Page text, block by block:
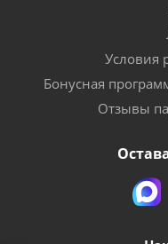
Условия
Бонусная
Отзывы